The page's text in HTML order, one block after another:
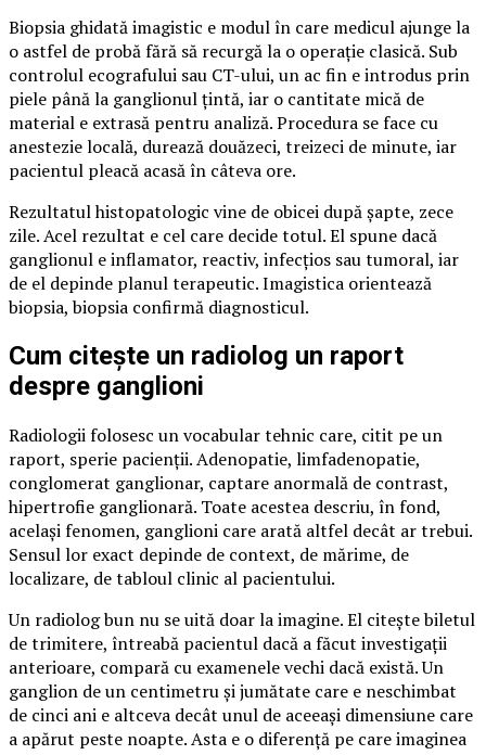
Biopsia ghidată imagistic e modul în care medicul ajunge la
o astfel de probă fără să recurgă la o operație clasică. Sub
controlul ecografului sau CT-ului, un ac fin e introdus prin
piele până la ganglionul țintă, iar o cantitate mică de
material e extrasă pentru analiză. Procedura se face cu
anestezie locală, durează douăzeci, treizeci de minute, iar
pacientul pleacă acasă în câteva ore.
Rezultatul histopatologic vine de obicei după șapte, zece
zile. Acel rezultat e cel care decide totul. El spune dacă
ganglionul e inflamator, reactiv, infecțios sau tumoral, iar
de el depinde planul terapeutic. Imagistica orientează
biopsia, biopsia confirmă diagnosticul.
Cum citește un radiolog un raport
despre ganglioni
Radiologii folosesc un vocabular tehnic care, citit pe un
raport, sperie pacienții. Adenopatie, limfadenopatie,
conglomerat ganglionar, captare anormală de contrast,
hipertrofie ganglionară. Toate acestea descriu, în fond,
același fenomen, ganglioni care arată altfel decât ar trebui.
Sensul lor exact depinde de context, de mărime, de
localizare, de tabloul clinic al pacientului.
Un radiolog bun nu se uită doar la imagine. El citește biletul
de trimitere, întreabă pacientul dacă a făcut investigații
anterioare, compară cu examenele vechi dacă există. Un
ganglion de un centimetru și jumătate care e neschimbat
de cinci ani e altceva decât unul de aceeași dimensiune care
a apărut peste noapte. Asta e o diferență pe care imaginea